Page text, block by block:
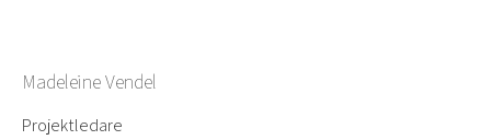
Madeleine Vendel
Projektledare